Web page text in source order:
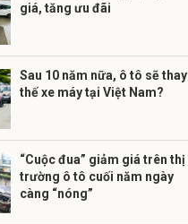
giá, tăng ưu đãi
Sau 10 năm nữa, ô tô sẽ thay
thế xe máy tại Việt Nam?
“Cuộc đua” giảm giá trên thị
trường ô tô cuối năm ngày
càng “nóng”